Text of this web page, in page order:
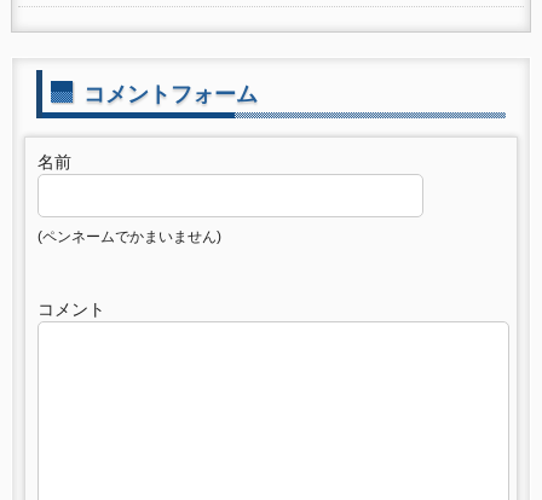
コメントフォーム
名前
(ペンネームでかまいません)
コメント